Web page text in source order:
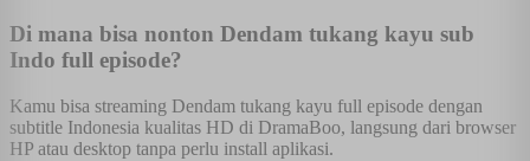
Di mana bisa nonton Dendam tukang kayu sub
Indo full episode?
Kamu bisa streaming Dendam tukang kayu full episode dengan
subtitle Indonesia kualitas HD di DramaBoo, langsung dari browser
HP atau desktop tanpa perlu install aplikasi.